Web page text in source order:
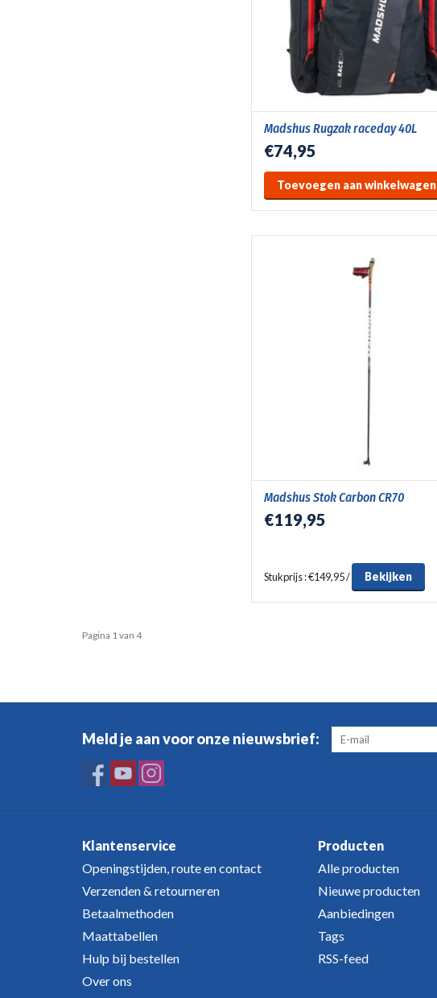
Madshus Rugzak raceday 40L
€74,95
Toevoegen aan winkelwagen
Madshus Stok Carbon CR70
€119,95
Stukprijs : €149,95 / Bekijken
Pagina 1 van 4
Meld je aan voor onze nieuwsbrief:
Klantenservice
Openingstijden, route en contact
Verzenden & retourneren
Betaalmethoden
Maattabellen
Hulp bij bestellen
Over ons
Producten
Alle producten
Nieuwe producten
Aanbiedingen
Tags
RSS-feed